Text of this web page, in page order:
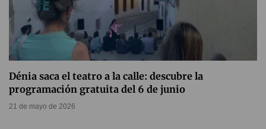
Dénia saca el teatro a la calle: descubre la
programación gratuita del 6 de junio
21 de mayo de 2026